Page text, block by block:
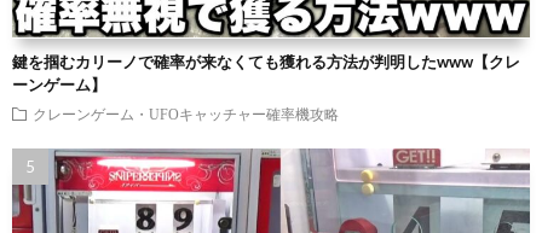
鍵を掴むカリーノで確率が来なくても獲れる方法が判明したwww【クレ
ーンゲーム】
クレーンゲーム・UFOキャッチャー確率機攻略